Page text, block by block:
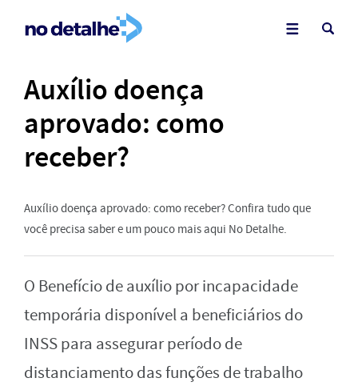
Auxílio doença
aprovado: como
receber?
Auxílio doença aprovado: como receber? Confira tudo que
você precisa saber e um pouco mais aqui No Detalhe.
O Benefício de auxílio por incapacidade
temporária disponível a beneficiários do
INSS para assegurar período de
distanciamento das funções de trabalho